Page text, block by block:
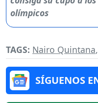
TAGS: Nairo Quintana,
SÍGUENOS